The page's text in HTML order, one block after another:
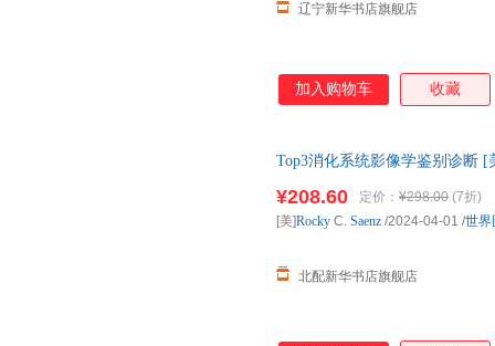
辽宁新华书店旗舰店
加入购物车 收藏
Top3消化系统影像学鉴别诊断 [
¥208.60 定价： ¥298.00 (7折)
北配新华书店旗舰店
[美]Rocky C. Saenz /2024-04-01 /世界